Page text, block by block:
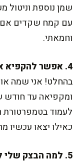
שמן נוספת וניטול
עם קמח שקדים אם
וחמאתי.
4. אפשר להקפיא את העוגיות?
בהחלט! אני שמה
ומקפיאה עד חודש
לעמוד בטמפרטורת
כאילו יצאו עכשיו
5. למה הבצק שלי לא התאגד טוב?